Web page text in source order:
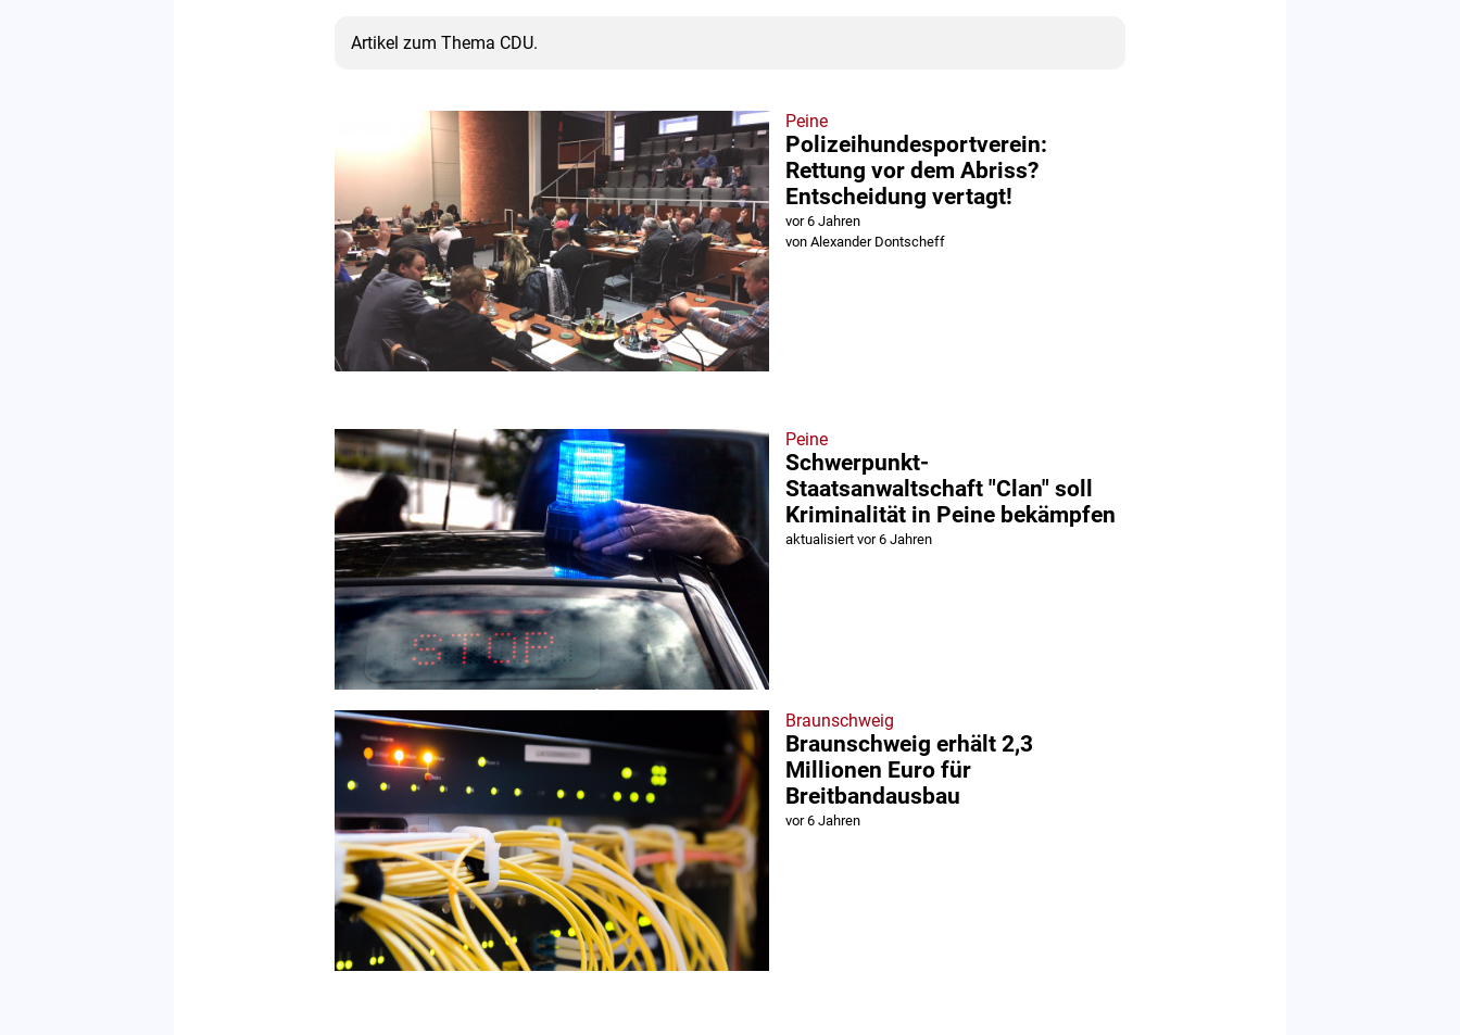
Artikel zum Thema CDU.
Peine
Polizeihundesportverein:
Rettung vor dem Abriss?
Entscheidung vertagt!
vor 6 Jahren
von Alexander Dontscheff
Peine
Schwerpunkt-
Staatsanwaltschaft "Clan" soll
Kriminalität in Peine bekämpfen
aktualisiert vor 6 Jahren
Braunschweig
Braunschweig erhält 2,3
Millionen Euro für
Breitbandausbau
vor 6 Jahren